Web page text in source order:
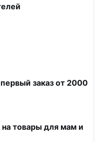
заказ от 2000
товары для мам и